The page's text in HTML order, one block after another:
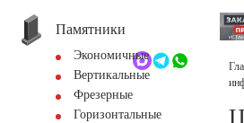
+7 (495) 518-44-23
Обратный звонок
Памятники
Экономичные
Вертикальные
Фрезерные
Горизонтальные